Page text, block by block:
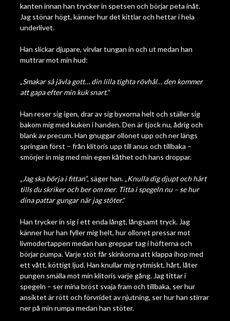
kanten innan han trycker in spetsen och börjar peta inåt.
Jag stönar högt, känner hur det kittlar och hettar i hela
underlivet.
Han slickar djupare, virvlar tungan in och ut medan han
muttrar mot min hud:
„Smakar så jävla gott… din lilla tighta rövhål… den kommer
att gapa efter min kuk snart.“
Han reser sig igen, drar av sig byxorna helt och ställer sig
bakom mig med kuken i handen. Den är tjock nu, ådrig och
blank av precum. Han gnuggar ollonet upp och ner längs
springan först – från klitoris upp till anus och tillbaka –
smörjer in mig med min egen kåthet och hans droppar.
„Jag ska börja i fittan“, säger han. „Knulla dig djupt och hårt
tills du skriker och ber om mer. Titta i spegeln nu – se hur
dina pattar gungar när jag stöter.“
Han trycker in sig i ett enda långt, långsamt tryck. Jag
känner hur han fyller mig helt, hur ollonet pressar mot
livmodertappen medan han greppar tag i höfterna och
börjar pumpa. Varje stöt får skinkorna att klappa ihop med
ett vått, köttigt ljud. Han knullar mig rytmiskt, hårt, låter
pungen smälla mot min klitoris varje gång. Jag tittar i
spegeln – ser mina bröst svaja fram och tillbaka, ser hur
ansiktet är rött och förvridet av njutning, ser hur han stirrar
ner på min rumpa medan han stöter.